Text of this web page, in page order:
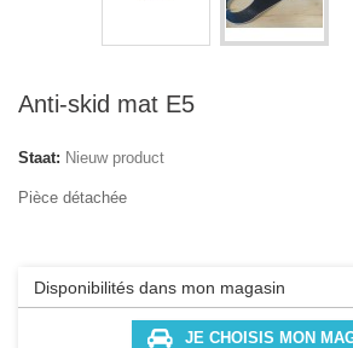
Anti-skid mat E5
Staat: Nieuw product
Pièce détachée
Disponibilités dans mon magasin
JE CHOISIS MON